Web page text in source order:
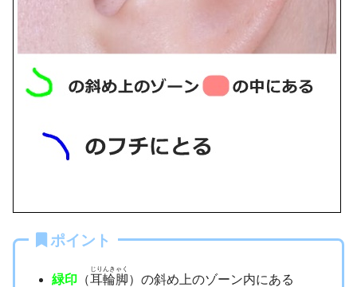
ポイント
緑印 （耳輪脚
じりんきゃく
）の斜め上のゾーン内にある